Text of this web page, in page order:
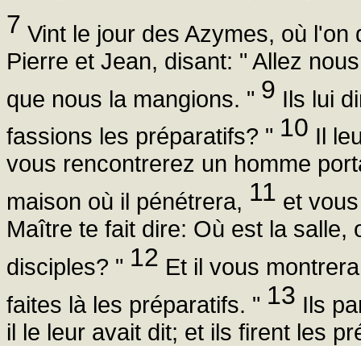
7 Vint le jour des Azymes, où
Pierre et Jean, disant: " Allez
que nous la mangions. " 9 Ils lui
fassions les préparatifs? " 10 Il
vous rencontrerez un homme
maison où il pénétrera, 11 et
Maître te fait dire: Où est la salle,
disciples? " 12 Et il vous
faites là les préparatifs. " 13 Ils
il le leur avait dit; et ils firent les